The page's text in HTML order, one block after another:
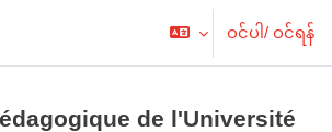
ဝင်ပါ/ ဝင်ရန်
de l'Université